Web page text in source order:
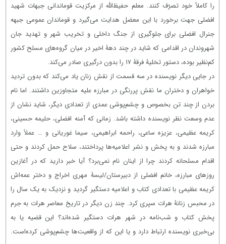
را کاملاً خود تصرّف کنند. معلم حفیظ‌الله از مرکزیت قوماندانی جبهات شهید
افضلی جهت برخورد با این معضل هدایت می‌گیرد و قوماندان عمومی جبهه
جنرال افضلی برای جلوگیری از جنگ داخلی و تخریب شهر و تهدید جان
شهروندان در اقدامی که شاید در چند دهۀ اخیر در میان گروه‌های مسلح کشور
کم‌نظیر بوده، دستور تخلیۀ فرقۀ ۱۷ را بدون درگیری صادر می‌کند.
در جایی دیگر نویسنده در سه قسمت از نقش زنان یاد می‌کند که بدون تردید
خواهران و دختران ما نقش پررنگی در مبارزه علیه متجاوزین داشتند. اما نام
بردن از چند تن بخصوص و چشم‌پوشی عمدی از تعدادی دیگر، شاید نشان از
عدم وسعت نظر نویسنده داشته باشد. زمانی که آمنه افضلی، حلیمه حسینی،
کریمه عظیمی، عزیزه ساعی، راحمه ابراهیمی، سیما غوریانی و … عملاً وارد
مبارزه شدند و به پخش و نشر اعلامیه‌ها پرداختند، سلاح حمل کردند و حتی
اقدام مسلحانه کردند چرا از اینان نام نمی‌برد؟ آیا خبر دارید که در آغازین
روزهای مبارزه، خانم افضلی از دبیرستان/لیسۀ مهری اخراج و دختر عمه‌اش
کریمه عظیمی با تعدادی کتاب و اعلامیه دستگیر گردید و نزدیک به یک سال را
در محبس زنانۀ هرات سپری کرد. چند زن دیگر در تاریخ معاصر هرات به جرم
پخش کتاب و شب‌نامه در شهر هرات دستگیر شده‌اند؟ این قضیه یا به
بی‌خبری نویسنده ارتباط دارد و یا این که از واقعیت‌ها چشم‌پوشی کرده‌است.